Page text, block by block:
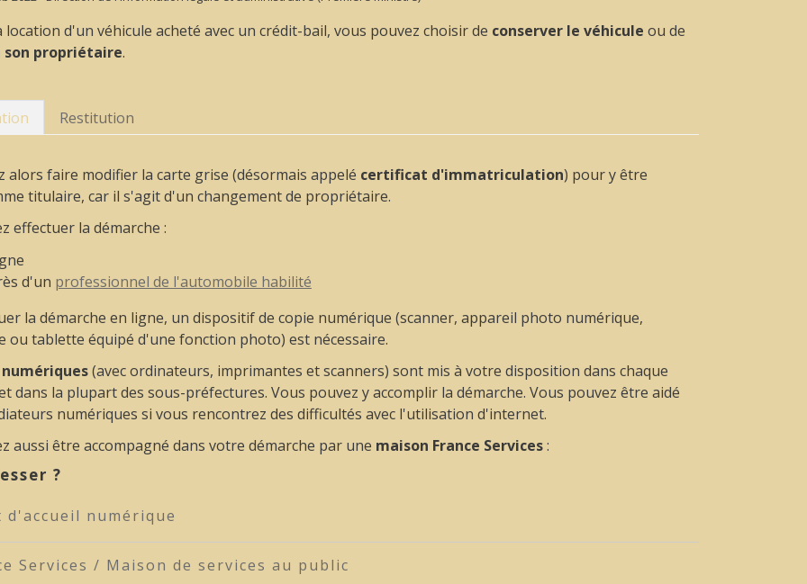
location d'un véhicule acheté avec un crédit-bail, vous pouvez choisir de conserver le véhicule ou de
son propriétaire.
Restitution
alors faire modifier la carte grise (désormais appelé certificat d'immatriculation) pour y être
titulaire, car il s'agit d'un changement de propriétaire.
effectuer la démarche :
d'un professionnel de l'automobile habilité
la démarche en ligne, un dispositif de copie numérique (scanner, appareil photo numérique,
ou tablette équipé d'une fonction photo) est nécessaire.
(avec ordinateurs, imprimantes et scanners) sont mis à votre disposition dans chaque
dans la plupart des sous-préfectures. Vous pouvez y accomplir la démarche. Vous pouvez être aidé
numériques si vous rencontrez des difficultés avec l'utilisation d'internet.
aussi être accompagné dans votre démarche par une maison France Services:
?
d'accueil numérique
Services / Maison de services au public